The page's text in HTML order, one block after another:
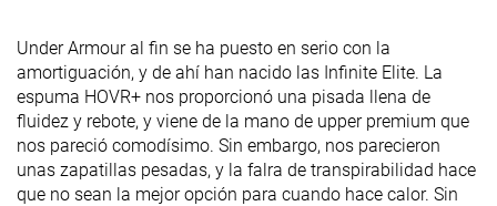
Under Armour al fin se ha puesto en serio con la
amortiguación, y de ahí han nacido las Infinite Elite. La
espuma HOVR+ nos proporcionó una pisada llena de
fluidez y rebote, y viene de la mano de upper premium que
nos pareció comodísimo. Sin embargo, nos parecieron
unas zapatillas pesadas, y la falra de transpirabilidad hace
que no sean la mejor opción para cuando hace calor. Sin